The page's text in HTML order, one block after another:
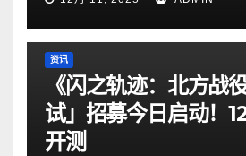
资讯
《闪之轨迹：北方战
试」招募今日启动！
开测